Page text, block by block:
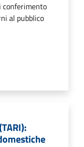
conferimento
al pubblico